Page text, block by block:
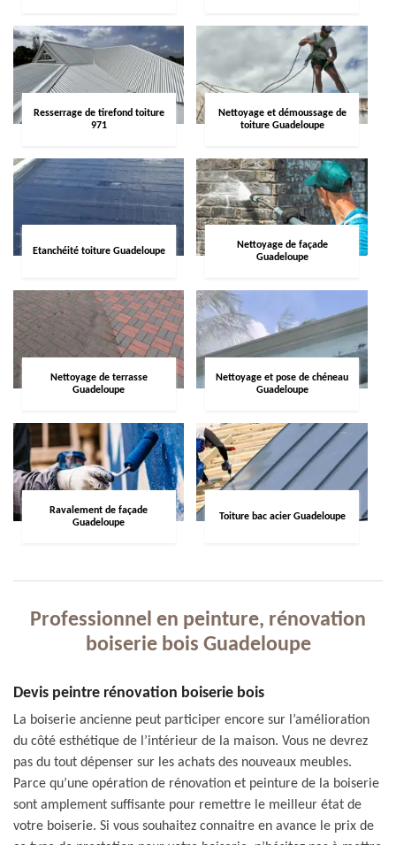
Resserrage de tirefond toiture
971
Nettoyage et démoussage de
toiture Guadeloupe
Etanchéité toiture Guadeloupe
Nettoyage de façade
Guadeloupe
Nettoyage de terrasse
Guadeloupe
Nettoyage et pose de chéneau
Guadeloupe
Ravalement de façade
Guadeloupe
Toiture bac acier Guadeloupe
Professionnel en peinture, rénovation
boiserie bois Guadeloupe
Devis peintre rénovation boiserie bois
La boiserie ancienne peut participer encore sur l’amélioration
du côté esthétique de l’intérieur de la maison. Vous ne devrez
pas du tout dépenser sur les achats des nouveaux meubles.
Parce qu’une opération de rénovation et peinture de la boiserie
sont amplement suffisante pour remettre le meilleur état de
votre boiserie. Si vous souhaitez connaitre en avance le prix de